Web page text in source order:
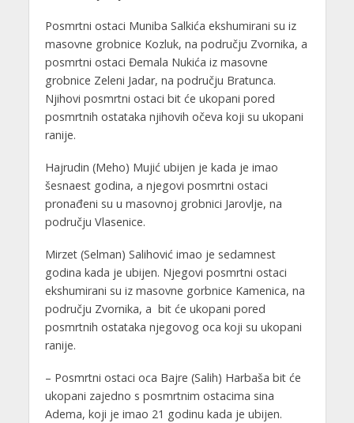
Posmrtni ostaci Muniba Salkića ekshumirani su iz
masovne grobnice Kozluk, na području Zvornika, a
posmrtni ostaci Đemala Nukića iz masovne
grobnice Zeleni Jadar, na području Bratunca.
Njihovi posmrtni ostaci bit će ukopani pored
posmrtnih ostataka njihovih očeva koji su ukopani
ranije.
Hajrudin (Meho) Mujić ubijen je kada je imao
šesnaest godina, a njegovi posmrtni ostaci
pronađeni su u masovnoj grobnici Jarovlje, na
području Vlasenice.
Mirzet (Selman) Salihović imao je sedamnest
godina kada je ubijen. Njegovi posmrtni ostaci
ekshumirani su iz masovne gorbnice Kamenica, na
području Zvornika, a bit će ukopani pored
posmrtnih ostataka njegovog oca koji su ukopani
ranije.
– Posmrtni ostaci oca Bajre (Salih) Harbaša bit će
ukopani zajedno s posmrtnim ostacima sina
Adema, koji je imao 21 godinu kada je ubijen.